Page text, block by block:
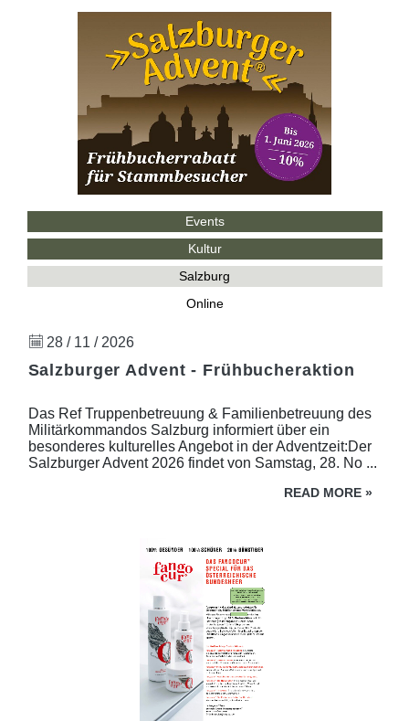
Events
Kultur
Salzburg
Online
28 / 11 / 2026
Salzburger Advent - Frühbucheraktion
Das Ref Truppenbetreuung & Familienbetreuung des
Militärkommandos Salzburg informiert über ein
besonderes kulturelles Angebot in der Adventzeit:Der
Salzburger Advent 2026 findet von Samstag, 28. No ...
READ MORE »